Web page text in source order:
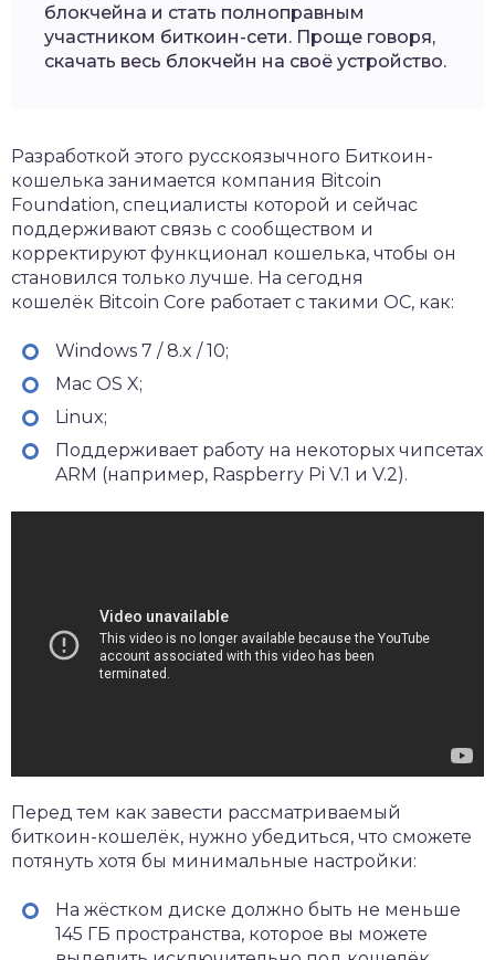
блокчейна и стать полноправным
участником биткоин-сети. Проще говоря,
скачать весь блокчейн на своё устройство.
Разработкой этого русскоязычного Биткоин-
кошелька занимается компания Bitcoin
Foundation, специалисты которой и сейчас
поддерживают связь с сообществом и
корректируют функционал кошелька, чтобы он
становился только лучше. На сегодня
кошелёк Bitcoin Core работает с такими ОС, как:
Windows 7 / 8.x / 10;
Mac OS X;
Linux;
Поддерживает работу на некоторых чипсетах
ARM (например, Raspberry Pi V.1 и V.2).
Перед тем как завести рассматриваемый
биткоин-кошелёк, нужно убедиться, что сможете
потянуть хотя бы минимальные настройки:
На жёстком диске должно быть не меньше
145 ГБ пространства, которое вы можете